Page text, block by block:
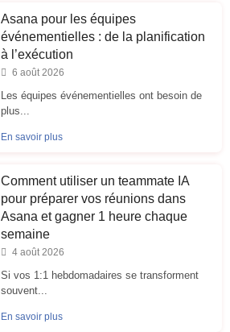
Asana pour les équipes
événementielles : de la planification
à l’exécution
6 août 2026
Les équipes événementielles ont besoin de
plus...
En savoir plus
Comment utiliser un teammate IA
pour préparer vos réunions dans
Asana et gagner 1 heure chaque
semaine
4 août 2026
Si vos 1:1 hebdomadaires se transforment
souvent...
En savoir plus